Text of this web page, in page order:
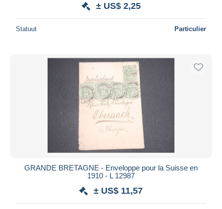
± US$ 2,25
Statuut Particulier
GRANDE BRETAGNE - Enveloppe pour la Suisse en
1910 - L 12987
± US$ 11,57